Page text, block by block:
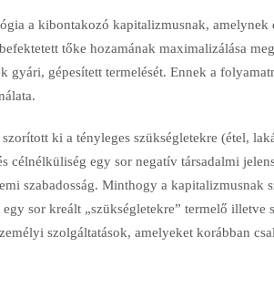
a kibontakozó kapitalizmusnak, amelynek
tőke hozamának maximalizálása
gyári, gépesített termelését. Ennek a
ki a tényleges szükségletekre (étel,
célnélküliség egy sor negatív társadalmi
szabadosság. Minthogy a kapitalizmusnak
sor kreált „szükségletekre” termelő illetve
szolgáltatások, amelyeket korábban